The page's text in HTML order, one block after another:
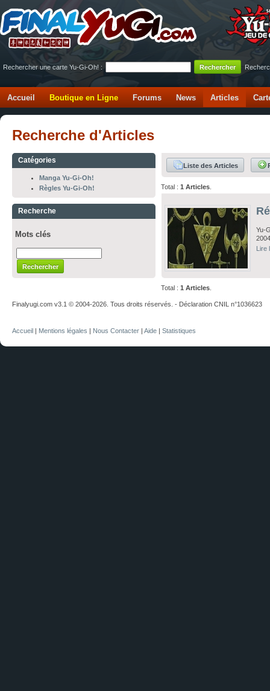
Rechercher une carte Yu-Gi-Oh! :
Accueil Boutique en Ligne Forums News Articles
Recherche d'Articles
Catégories
Manga Yu-Gi-Oh!
Règles Yu-Gi-Oh!
Recherche
Mots clés
Liste des Articles
Total :1 Articles
Yu-
Total :1 Articles
Finalyugi.com v3.1 © 2004-2026. Tous droits réservés. - Déclaration CNIL n°1036623
Accueil | Mentions légales | Nous Contacter | Aide | Statistiques